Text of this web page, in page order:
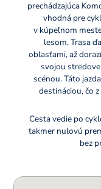
prechádzajúca
vhodná pre
v kúpeľnom
lesom. Trasa
oblasťami, až
svojou
scénou. Táto
destináciou, čo
Cesta vedie po
takmer nulovú
bez